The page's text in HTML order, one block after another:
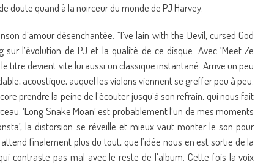
doute quand à la noirceur du monde de PJ Harvey.
d’amour désenchantée: “I’ve lain with the Devil, cursed God
l’évolution de PJ et la qualité de ce disque. Avec ‘Meet Ze
titre devient vite lui aussi un classique instantané. Arrive un peu
acoustique, auquel les violons viennent se greffer peu à peu.
prendre la peine de l’écouter jusqu’à son refrain, qui nous fait
‘Long Snake Moan’ est probablement l’un de mes moments
la distorsion se réveille et mieux vaut monter le son pour
finalement plus du tout, que l’idée nous en est sortie de la
contraste pas mal avec le reste de l’album. Cette fois la voix